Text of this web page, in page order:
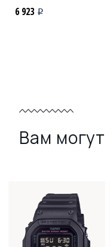
6 923 i
Вам могут